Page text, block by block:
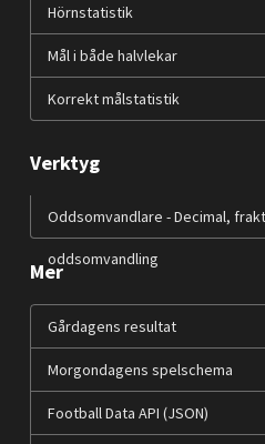
Hörnstatistik
Mål i både halvlekar
Korrekt målstatistik
Verktyg
Oddsomvandlare - Decimal,
oddsomvandling
Mer
Gårdagens resultat
Morgondagens spelschema
Football Data API (JSON)